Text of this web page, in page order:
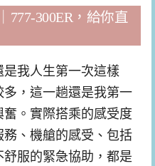
｜777-300ER，給你直
是我人生第一次這樣
，這一趟還是我第一
。實際搭乘的感受度
、機艙的感受、包括
服的緊急協助，都是